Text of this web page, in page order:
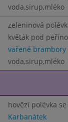
voda,sirup,mléko
zeleninová
květák pod
vařené brambory
voda,sirup,mléko
hovězí polévka
Karbanátek